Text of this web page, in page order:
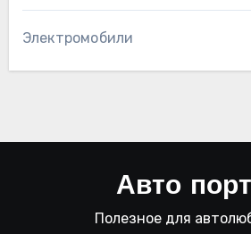
Электромобили
Авто
Полезное для